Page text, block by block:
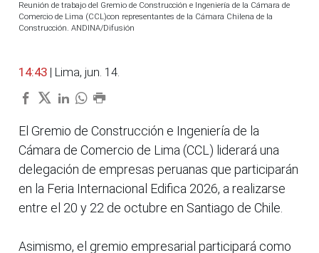
Reunión de trabajo del Gremio de Construcción e Ingeniería de la Cámara de
Comercio de Lima (CCL)con representantes de la Cámara Chilena de la
Construcción. ANDINA/Difusión
14:43 | Lima, jun. 14.
El Gremio de Construcción e Ingeniería de la
Cámara de Comercio de Lima (CCL) liderará una
delegación de empresas peruanas que participarán
en la Feria Internacional Edifica 2026, a realizarse
entre el 20 y 22 de octubre en Santiago de Chile.
Asimismo, el gremio empresarial participará como